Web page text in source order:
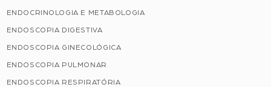
ENDOCRINOLOGIA E METABOLOGIA
ENDOSCOPIA DIGESTIVA
ENDOSCOPIA GINECOLÓGICA
ENDOSCOPIA PULMONAR
ENDOSCOPIA RESPIRATÓRIA